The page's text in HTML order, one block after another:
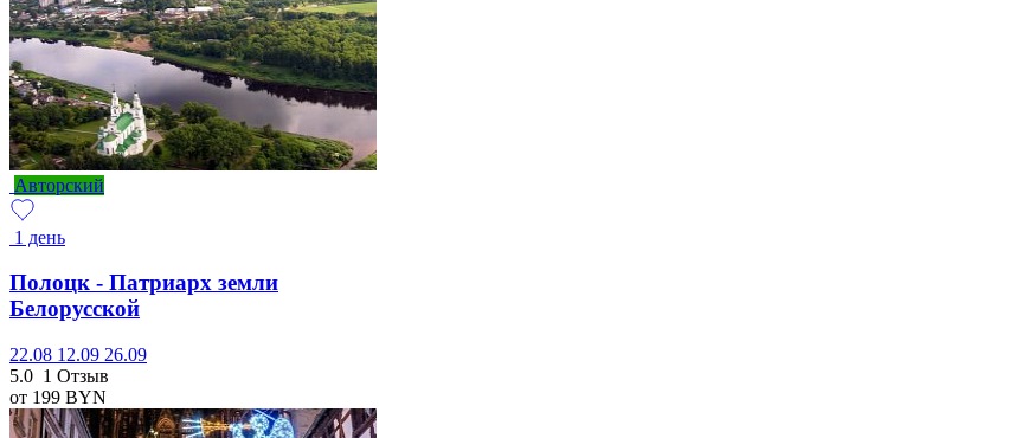
Авторский
1 день
Полоцк - Патриарх земли
Белорусской
22.08 12.09 26.09
5.0 1 Отзыв
от 199 BYN